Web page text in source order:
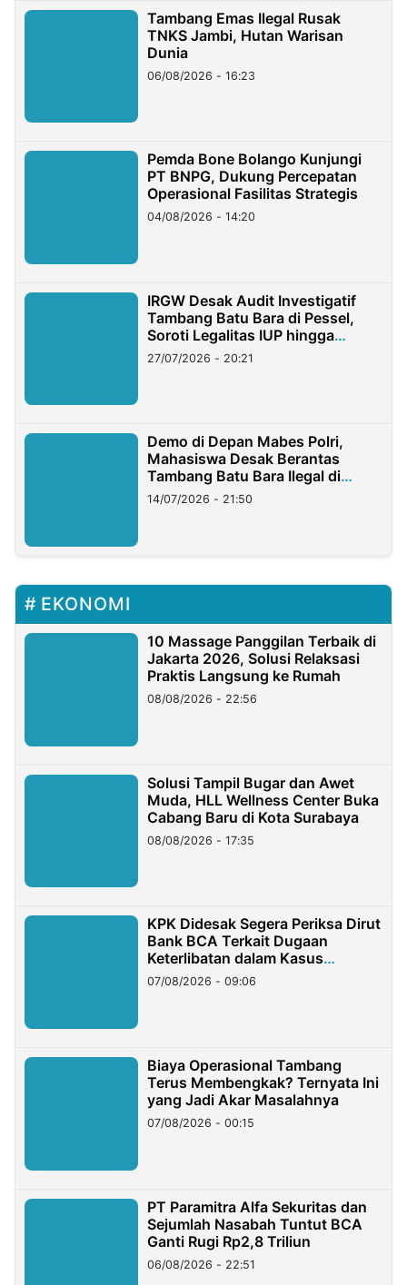
Tambang Emas Ilegal Rusak
TNKS Jambi, Hutan Warisan
Dunia
06/08/2026 - 16:23
Pemda Bone Bolango Kunjungi
PT BNPG, Dukung Percepatan
Operasional Fasilitas Strategis
04/08/2026 - 14:20
IRGW Desak Audit Investigatif
Tambang Batu Bara di Pessel,
Soroti Legalitas IUP hingga
Stockpile
27/07/2026 - 20:21
Demo di Depan Mabes Polri,
Mahasiswa Desak Berantas
Tambang Batu Bara Ilegal di
Lampung
14/07/2026 - 21:50
EKONOMI
10 Massage Panggilan Terbaik di
Jakarta 2026, Solusi Relaksasi
Praktis Langsung ke Rumah
08/08/2026 - 22:56
Solusi Tampil Bugar dan Awet
Muda, HLL Wellness Center Buka
Cabang Baru di Kota Surabaya
08/08/2026 - 17:35
KPK Didesak Segera Periksa Dirut
Bank BCA Terkait Dugaan
Keterlibatan dalam Kasus
Hilangnya Dana Nasabah Rp2,58
Miliar
07/08/2026 - 09:06
Biaya Operasional Tambang
Terus Membengkak? Ternyata Ini
yang Jadi Akar Masalahnya
07/08/2026 - 00:15
PT Paramitra Alfa Sekuritas dan
Sejumlah Nasabah Tuntut BCA
Ganti Rugi Rp2,8 Triliun
06/08/2026 - 22:51